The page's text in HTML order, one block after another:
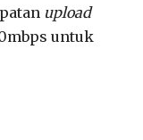
upload
untuk